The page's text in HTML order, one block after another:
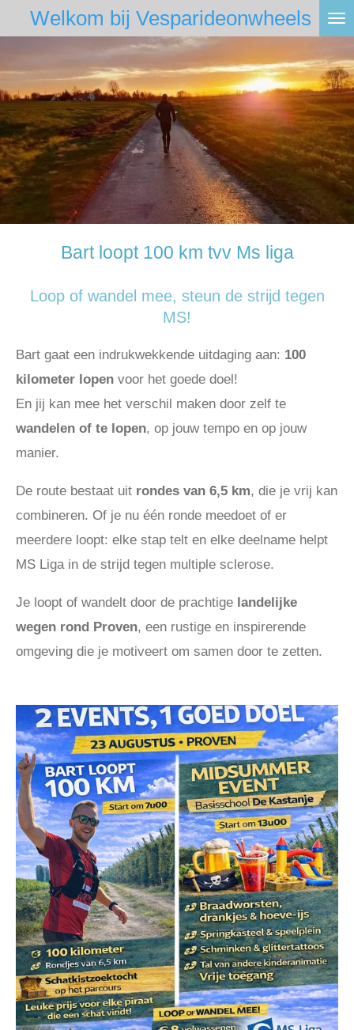
naar
de
hoofdinhoud
Welkom bij Vesparideonwheels
Bart loopt 100 km tvv Ms liga
Loop of wandel mee, steun de strijd tegen
MS!
Bart gaat een indrukwekkende uitdaging aan: 100
kilometer lopen voor het goede doel!
En jij kan mee het verschil maken door zelf te
wandelen of te lopen, op jouw tempo en op jouw
manier.
De route bestaat uit rondes van 6,5 km, die je vrij kan
combineren. Of je nu één ronde meedoet of er
meerdere loopt: elke stap telt en elke deelname helpt
MS Liga in de strijd tegen multiple sclerose.
Je loopt of wandelt door de prachtige landelijke
wegen rond Proven, een rustige en inspirerende
omgeving die je motiveert om samen door te zetten.